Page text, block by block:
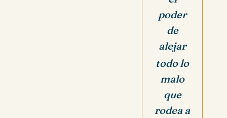
poder
de
alejar
todo lo
malo
que
rodea a